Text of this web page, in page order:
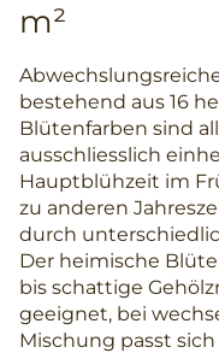
m²
bestehend aus 16
Blütenfarben sind
ausschliesslich
Hauptblühzeit im
zu anderen
durch
Der heimische
bis schattige
geeignet, bei
Mischung passt